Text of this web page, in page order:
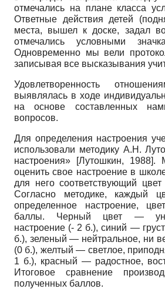
отмечались на плане класса
Ответные действия детей
места, вышел к доске, задал
отмечались условными
Одновременно мы вели
записывая все высказывания
Удовлетворенность
выявлялась в ходе
на основе составленных
вопросов.
Для определения настроения
использовали методику А.Н.
настроения»
[Лутошкин, 1988].
оценить свое настроение в
для него соответствующий
Согласно методике, каждый
определенное настроение,
баллы. Черный цвет —
настроение (- 2 б.), синий —
б.), зеленый — нейтральное, ни
(0 б.), желтый — светлое,
1 б.), красный — радостное,
Итоговое сравнение
полученных баллов.